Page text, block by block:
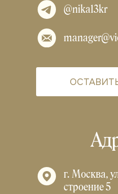
@nika13kr
г. Москва,
строение 5